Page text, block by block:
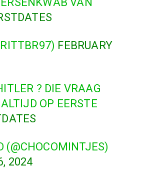
FEBRUARY
? DIE VRAAG
OP EERSTE
(@CHOCOMINTJES)
2024